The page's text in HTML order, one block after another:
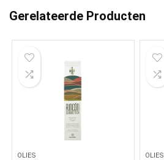
Gerelateerde Producten
OLIES OLIES